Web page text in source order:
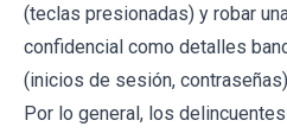
(teclas presionadas) y robar
confidencial como detalles
(inicios de sesión,
Por lo general, los